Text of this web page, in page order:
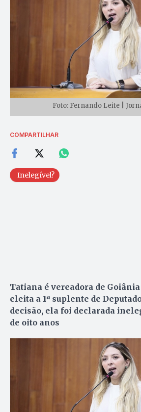
Foto: Fernando Leite |
COMPARTILHAR
Inelegível?
Tatiana é vereadora de
eleita a 1ª suplente de
decisão, ela foi declarada
de oito anos